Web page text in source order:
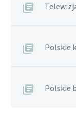
Polskie
Polskie